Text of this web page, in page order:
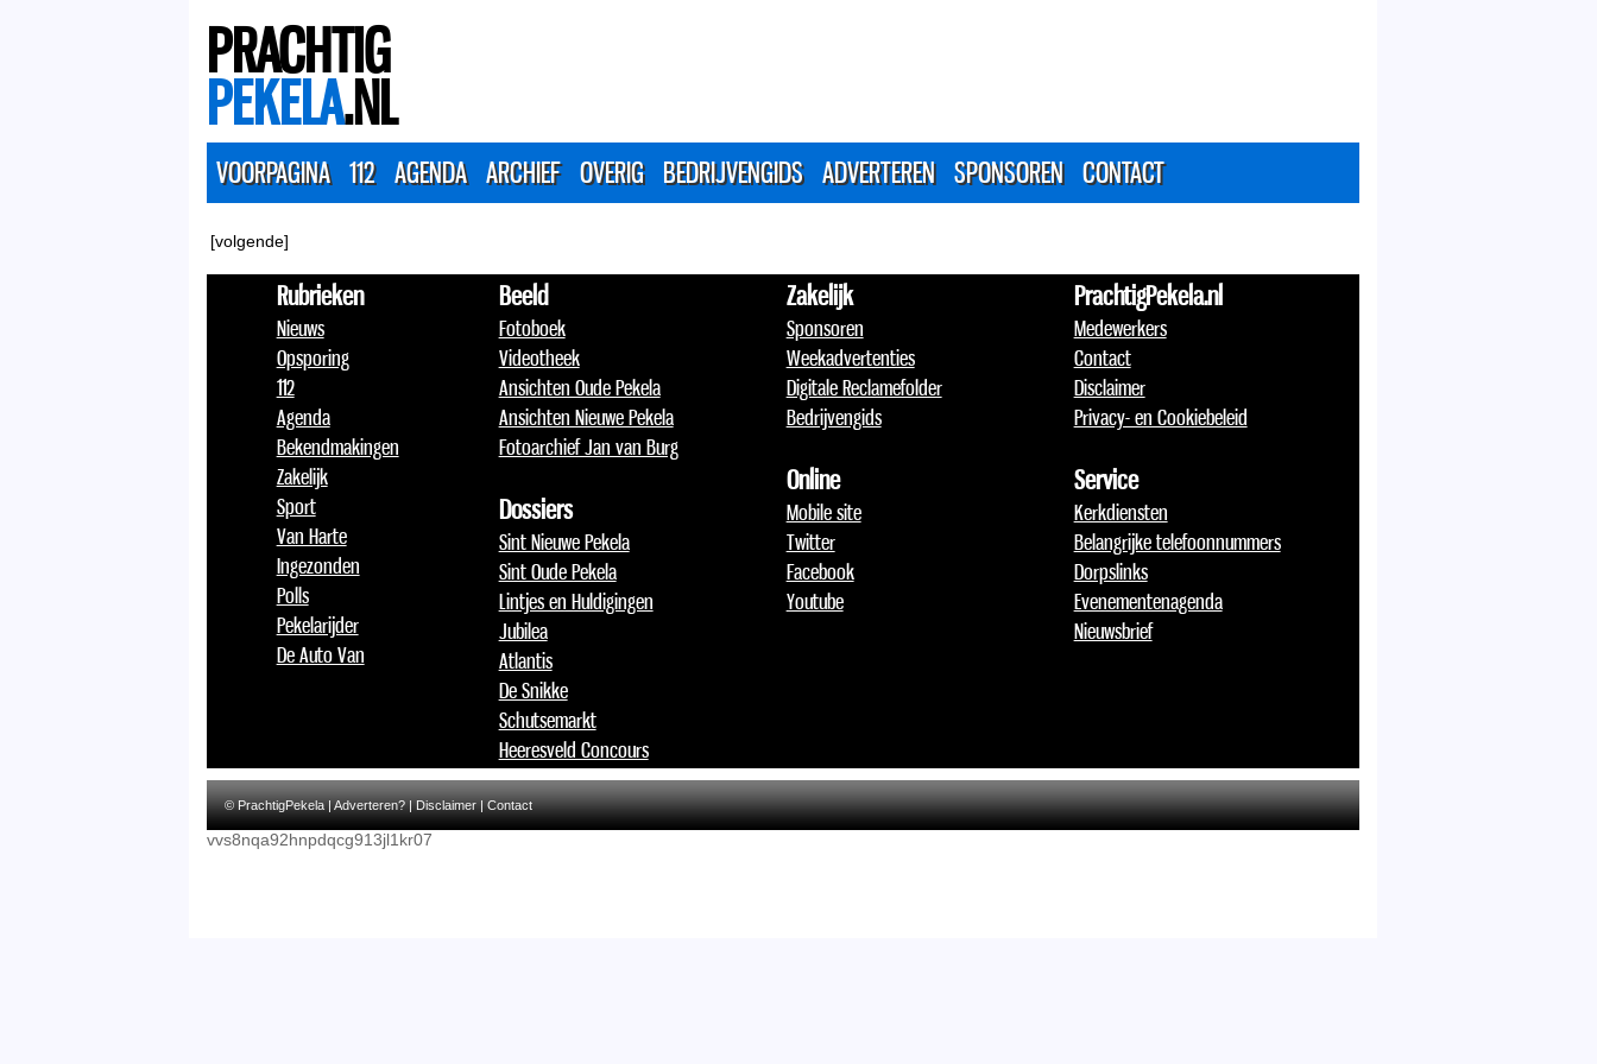
PRACHTIG
PEKELA.NL
VOORPAGINA 112 AGENDA ARCHIEF OVERIG BEDRIJVENGIDS ADVERTEREN SPONSOREN CONTACT
[volgende]
Rubrieken
Nieuws
Opsporing
112
Agenda
Bekendmakingen
Zakelijk
Sport
Van Harte
Ingezonden
Polls
Pekelarijder
De Auto Van
Beeld
Fotoboek
Videotheek
Ansichten Oude Pekela
Ansichten Nieuwe Pekela
Fotoarchief Jan van Burg
Dossiers
Sint Nieuwe Pekela
Sint Oude Pekela
Lintjes en Huldigingen
Jubilea
Atlantis
De Snikke
Schutsemarkt
Heeresveld Concours
Zakelijk
Sponsoren
Weekadvertenties
Digitale Reclamefolder
Bedrijvengids
Online
Mobile site
Twitter
Facebook
Youtube
PrachtigPekela.nl
Medewerkers
Contact
Disclaimer
Privacy- en Cookiebeleid
Service
Kerkdiensten
Belangrijke telefoonnummers
Dorpslinks
Evenementenagenda
Nieuwsbrief
© PrachtigPekela |Adverteren?|Disclaimer|Contact
vvs8nqa92hnpdqcg913jl1kr07